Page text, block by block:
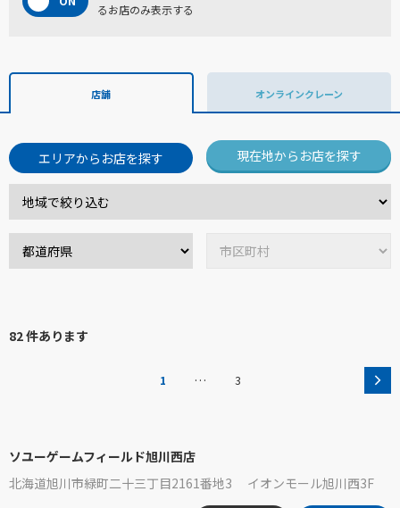
るお店のみ表示する
店舗 オンラインクレーン
エリアからお店を探す 現在地からお店を探す
82 件あります
1 … 3
ソユーゲームフィールド旭川西店
北海道旭川市緑町二十三丁目2161番地3 イオンモール旭川西3F